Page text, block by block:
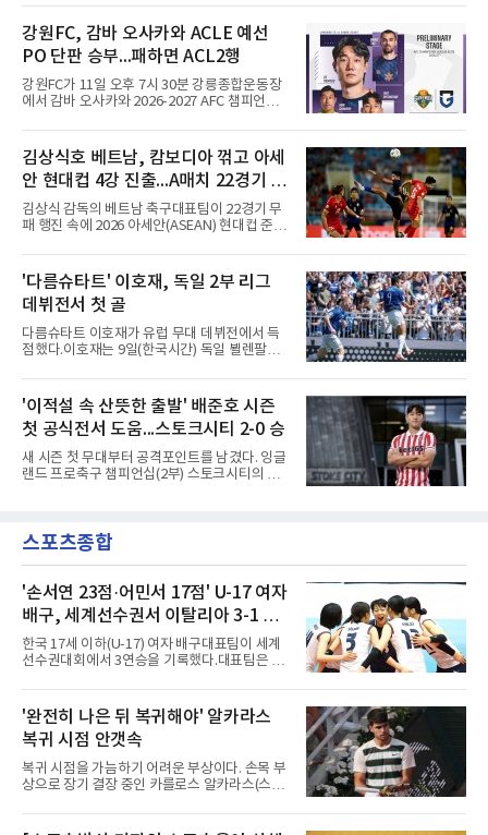
간) 미국 로스앤젤레스 BMO 스타디움에서 열린
멕시코 리가 MX 톨루카와의 조별리그 2차전에
최전방 공격수로 선발 출전했으나 슈팅 없이 후
반 23분 주드 테리와 교체됐다. 북중미 월드컵
이후 MLS 4경기 연속 골을 넣었던 그는 지난 6
일 치바스 과달라하라전에 이어 침묵했다.전반
1분 다비드 마르티네스가 얻은 페널티킥은 비디
이컵 샤펠버그의 크로스가 걷혀 나오자 에디 세
구라가 페널티아크 왼쪽에서 오
강원FC, 감바 오사카와 ACLE 예선
PO 단판 승부...패하면 ACL2행
강원FC가 11일 오후 7시 30분 강릉종합운동장
에서 감바 오사카와 2026-2027 AFC 챔피언스
승자는 ACLE 본선에 오르고 패자는 2부 격 대회
인 AFC 챔피언스리그2(ACL2)로 향한다. 강원은
2024시즌 K리그1 준우승 자격으로 나선 지난 시
즌 ACLE에서 창단 첫 아시아 무대를 경험하며
16강에 진출했고, 2025시즌 리그 5위로 이번 출
전권을 얻었다.감바 오사카는 2025-2026시즌
ACL2 결승에서 크리스티아누 호날두의 소속팀
기세도 좋다.최근 리그 2연패로 상승세가 끊긴
강원은 이번 승리로 반등을 노린다. 김대
김상식호 베트남, 캄보디아 꺾고 아세
안 현대컵 4강 진출...A매치 22경기 무
패 질주
김상식 감독의 베트남 축구대표팀이 22경기 무
패 행진 속에 2026 아세안(ASEAN) 현대컵 준결
딘 국립경기장에서 열린 캄보디아와의 조별리그
A조 4차전에서 응우옌 딘 박의 2골과 상대 자책
골을 묶어 3-1로 이겼다. 3승 1무 승점 10으로
싱가포르(승점 8)를 제치고 조 1위를 차지했고,
A매치 연속 무패는 22경기(19승 3무)로 늘렸다.
종전 자국 기록은 18경기였다.2년마다 열리는
현대컵은 '동남아의 월드컵'으로 불리며, 스즈키
패와 통산 4번째 우승을 노린다.준결승 상대 말
레이시아는 8일 필리핀을 1-0
'다름슈타트' 이호재, 독일 2부 리그
데뷔전서 첫 골
다름슈타트 이호재가 유럽 무대 데뷔전에서 득
점했다.이호재는 9일(한국시간) 독일 뵐렌팔토
2027시즌 2.분데스리가(2부) 개막전에서 0-2로
뒤진 후반 추격골을 넣었다. 후반 15분 핀 라켄
마허와 교체 투입된 그는 후반 31분 페널티지역
오른쪽에서 카이 클레피시의 패스를 받아 오른
발 슈팅으로 마무리했다.다름슈타트는 후반 41
분 알렉산다르 부코티치의 동점골로 승점 1을
챙겼다. 홀슈타인 킬은 전반 8분 기예르모 발지,
활용한 제공권과 문전 슈팅이 강점인 정통 스트
라이커로, K리그1 포항 스틸러스에서
'이적설 속 산뜻한 출발' 배준호 시즌
첫 공식전서 도움...스토크시티 2-0 승
새 시즌 첫 무대부터 공격포인트를 남겼다. 잉글
랜드 프로축구 챔피언십(2부) 스토크시티의 배
의 2026-2027시즌 잉글랜드 풋볼리그컵(EFL
컵) 1라운드에서 팀의 2-0 승리에 쐐기를 박는
다. 1-0으로 앞서던 후반 21분 그라운드를 밟은
그는 후반 37분 상대 수비 라인 사이를 찌르는
전진 패스를 건넸고, 이를 받은 로베르트 보제니
크가 단독 드리블 끝에 오른발 슈팅으로 골망을
흔들었다.시점도 좋았다. 프랑스 올랭피크 리옹
이적설이 도는 배준호는 시즌 첫
스포츠종합
'손서연 23점·어민서 17점' U-17 여자
배구, 세계선수권서 이탈리아 3-1 완
파...조별리그 3연승
한국 17세 이하(U-17) 여자 배구대표팀이 세계
선수권대회에서 3연승을 기록했다.대표팀은 9
FIVB U-17 여자 세계선수권대회 조별리그 D조
3차전에서 이탈리아를 3-1(25-14 25-19 13-25
25-20)로 꺾었다. 푸에르토리코, 대만에 이은 3
연승으로 승점 9를 쌓아 조 1위에 올랐다. 24개
팀이 6개 팀씩 4개 조로 나뉘어 조별리그를 치르
며 각 조 상위 4개 팀이 16강에 진출한다.지난해
U-16 아시아선수권 우승으로 처음 이 대회에 나
'완전히 나은 뒤 복귀해야' 알카라스
복귀 시점 안갯속
복귀 시점을 가늠하기 어려운 부상이다. 손목 부
상으로 장기 결장 중인 카를로스 알카라스(스페
을지 관심이 쏠린다.얀니크 신네르(이탈리아)와